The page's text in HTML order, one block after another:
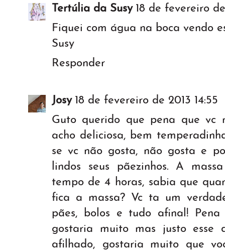
Tertúlia da Susy 18 de fevereiro
Fiquei com água na boca vendo
Susy
Responder
Josy 18 de fevereiro de 2013 14:55
Guto querido que pena que vc
acho deliciosa, bem
se vc não gosta, não gosta e
lindos seus pãezinhos. A
tempo de 4 horas, sabia que
fica a massa? Vc ta um
pães, bolos e tudo afinal!
gostaria muito mas justo
afilhado, gostaria muito que